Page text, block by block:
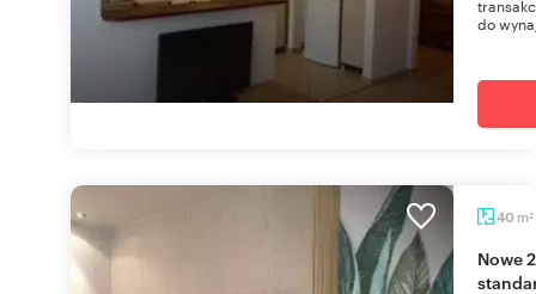
do
40 m2
Nowe 2-pokojowe mieszkanie z windą, wysoki